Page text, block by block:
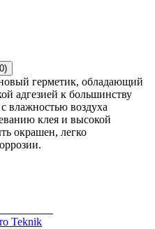
0)
герметик, обладающий
адгезией к большинству
влажностью воздуха
клея и высокой
окрашен, легко
Teknik